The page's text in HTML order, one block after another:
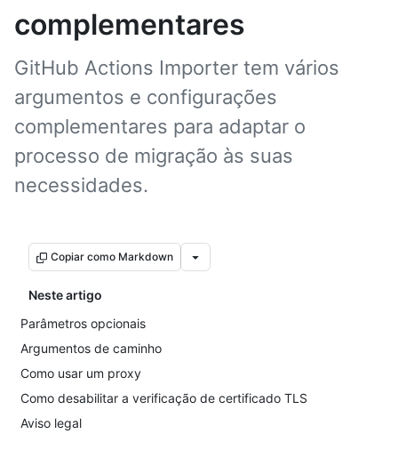
complementares
GitHub Actions Importer tem vários
argumentos e configurações
complementares para adaptar o
processo de migração às suas
necessidades.
Copiar como Markdown
Neste artigo
Parâmetros opcionais
Argumentos de caminho
Como usar um proxy
Como desabilitar a verificação de certificado TLS
Aviso legal